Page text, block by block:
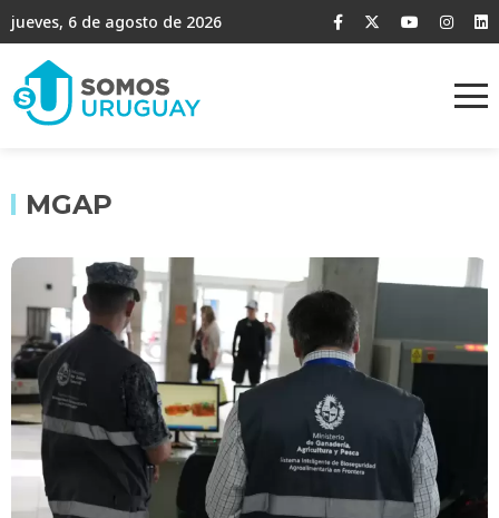
jueves, 6 de agosto de 2026
MGAP